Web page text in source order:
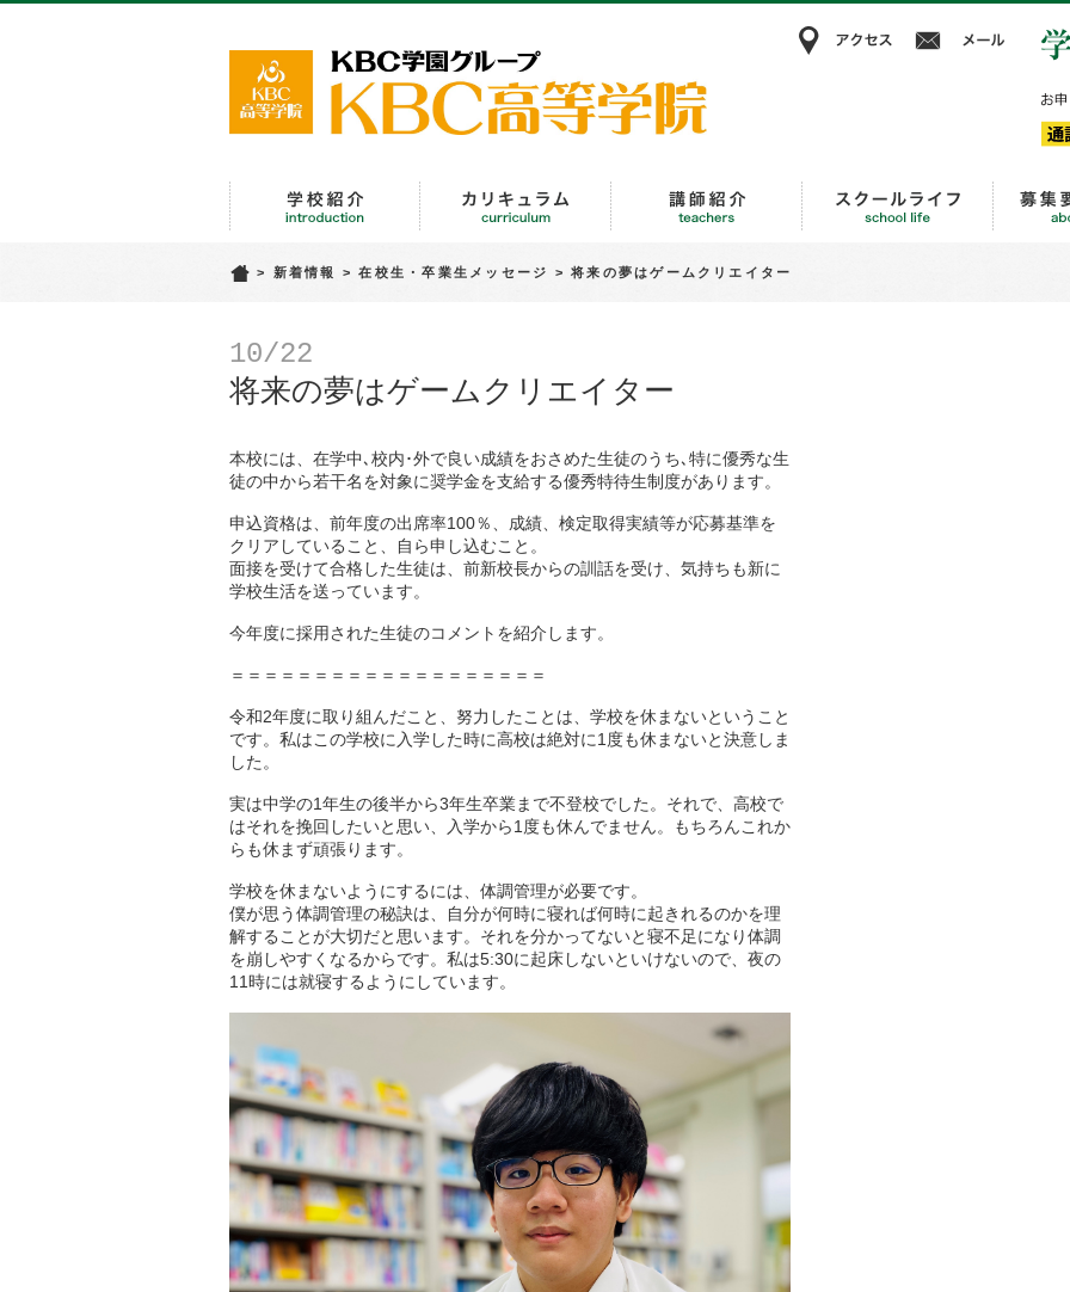
KBC高等学院 アクセス メー
学校紹介 進路・キャリア教育 講師紹介 スクー
> 新着情報 >在校生・卒業生メッセージ >将来の夢はゲームクリエイター
10/22
将来の夢はゲームクリエイター
本校には、在学中､校内･外で良い成績をおさめた生徒のうち､特に優秀な生
徒の中から若干名を対象に奨学金を支給する優秀特待生制度があります。
申込資格は、前年度の出席率100％、成績、検定取得実績等が応募基準を
クリアしていること、自ら申し込むこと。
面接を受けて合格した生徒は、前新校長からの訓話を受け、気持ちも新に
学校生活を送っています。
今年度に採用された生徒のコメントを紹介します。
＝＝＝＝＝＝＝＝＝＝＝＝＝＝＝＝＝＝＝
令和2年度に取り組んだこと、努力したことは、学校を休まないということ
です。私はこの学校に入学した時に高校は絶対に1度も休まないと決意しま
した。
実は中学の1年生の後半から3年生卒業まで不登校でした。それで、高校で
はそれを挽回したいと思い、入学から1度も休んでません。もちろんこれか
らも休まず頑張ります。
学校を休まないようにするには、体調管理が必要です。
僕が思う体調管理の秘訣は、自分が何時に寝れば何時に起きれるのかを理
解することが大切だと思います。それを分かってないと寝不足になり体調
を崩しやすくなるからです。私は5:30に起床しないといけないので、夜の
11時には就寝するようにしています。